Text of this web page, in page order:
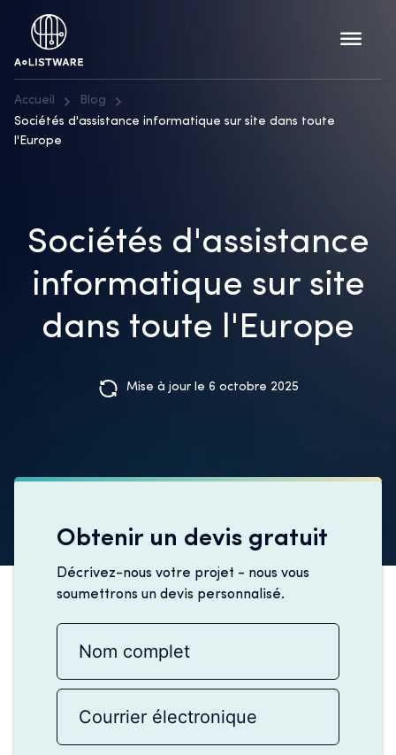
Accueil
Blog
Sociétés d'assistance informatique sur site dans toute
l'Europe
Sociétés d'assistance
informatique sur site
dans toute l'Europe
Mise à jour le 6 octobre 2025
Obtenir un devis gratuit
Décrivez-nous votre projet - nous vous
soumettrons un devis personnalisé.